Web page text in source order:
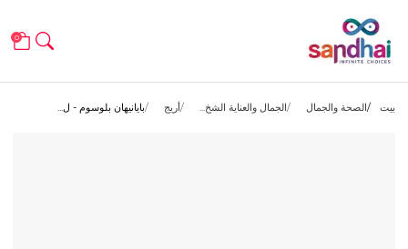
0
بيت الصحة والجمال الجمال والعناية الشخ... أريج بايانيهان بلوسوم - ل...